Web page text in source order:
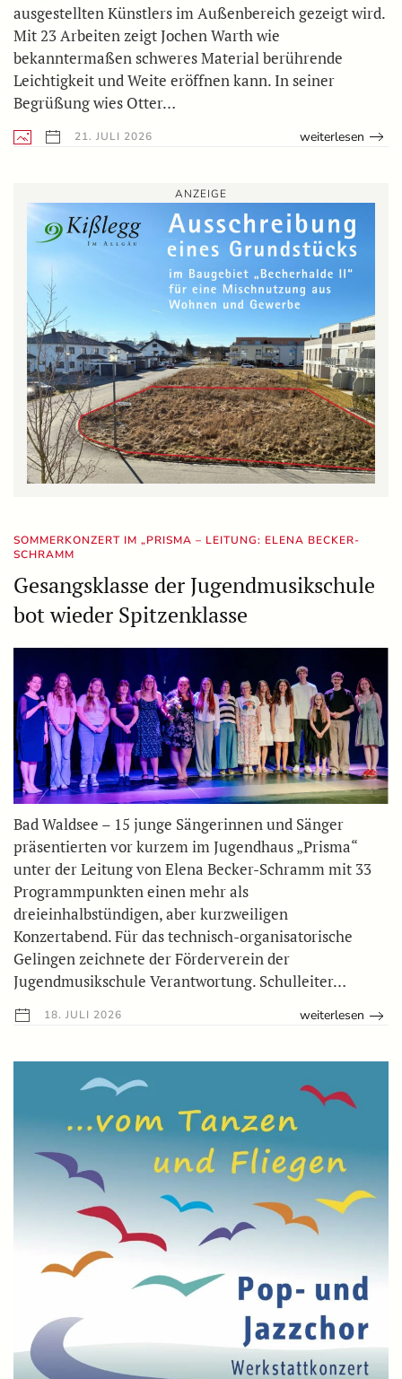
ausgestellten Künstlers im Außenbereich gezeigt wird.
Mit 23 Arbeiten zeigt Jochen Warth wie
bekanntermaßen schweres Material berührende
Leichtigkeit und Weite eröffnen kann. In seiner
Begrüßung wies Otter…
21. JULI 2026 weiterlesen
ANZEIGE
SOMMERKONZERT IM „PRISMA – LEITUNG: ELENA BECKER-
SCHRAMM
Gesangsklasse der Jugendmusikschule
bot wieder Spitzenklasse
Bad Waldsee – 15 junge Sängerinnen und Sänger
präsentierten vor kurzem im Jugendhaus „Prisma“
unter der Leitung von Elena Becker-Schramm mit 33
Programmpunkten einen mehr als
dreieinhalbstündigen, aber kurzweiligen
Konzertabend. Für das technisch-organisatorische
Gelingen zeichnete der Förderverein der
Jugendmusikschule Verantwortung. Schulleiter…
18. JULI 2026 weiterlesen